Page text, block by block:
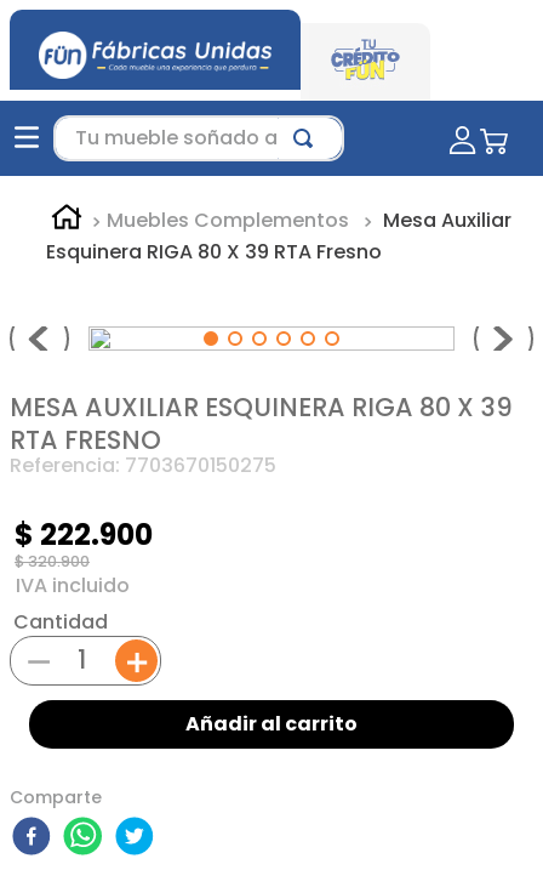
Tu mueble soñado aquí...
Muebles Complementos
Mesa Auxiliar
Esquinera RIGA 80 X 39 RTA Fresno
MESA AUXILIAR ESQUINERA RIGA 80 X 39
RTA FRESNO
Referencia: 7703670150275
$320.900
$ 222.900
Cantidad
＋
－
Añadir al carrito
Comparte